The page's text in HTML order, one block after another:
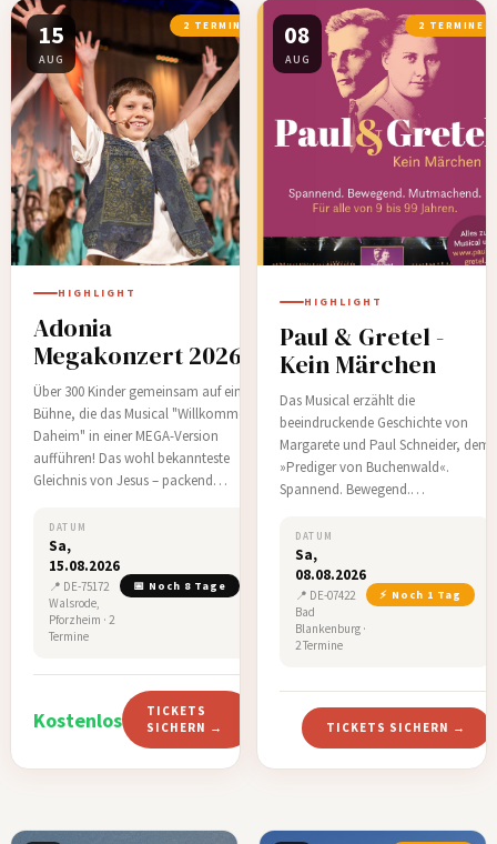
15
AUG
2 TERMINE
HIGHLIGHT
Adonia
Megakonzert 2026
Über 300 Kinder gemeinsam auf einer
Bühne, die das Musical "Willkommen
Daheim" in einer MEGA-Version
aufführen! Das wohl bekannteste
Gleichnis von Jesus – packend
ins Herz gehen.…
DATUM
Sa,
15.08.2026
📍 DE-75172
Walsrode,
Pforzheim · 2
Termine
📅 Noch 8 Tage
Kostenlos
TICKETS
SICHERN →
08
AUG
2 TERMINE
HIGHLIGHT
Paul & Gretel -
Kein Märchen
Das Musical erzählt die
beeindruckende Geschichte von
Margarete und Paul Schneider, dem
»Prediger von Buchenwald«.
Spannend. Bewegend.
Jahren.Es gibt zwei Aufführungen.
Diese findet am Sonntag statt, die
andere am Samstag, zu einer
anderen Uhrzeit. Herzliche
Einladung!…
DATUM
Sa,
08.08.2026
📍 DE-07422
Bad
Blankenburg ·
2 Termine
⚡ Noch 1 Tag
TICKETS SICHERN →